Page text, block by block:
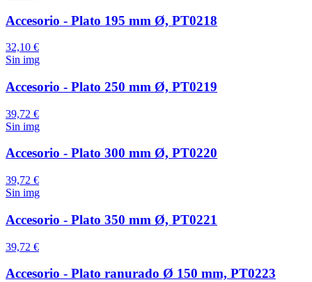
Accesorio - Plato 195 mm Ø, PT0218
32,10 €
Sin img
Accesorio - Plato 250 mm Ø, PT0219
39,72 €
Sin img
Accesorio - Plato 300 mm Ø, PT0220
39,72 €
Sin img
Accesorio - Plato 350 mm Ø, PT0221
39,72 €
Accesorio - Plato ranurado Ø 150 mm, PT0223